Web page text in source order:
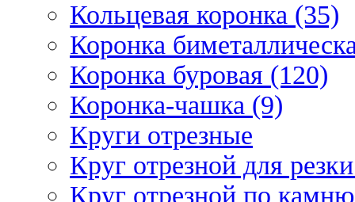
Кольцевая коронка (35)
Коронка
Коронка буровая (120)
Коронка-чашка (9)
Круги отрезные
Круг отрезной для
Круг отрезной по